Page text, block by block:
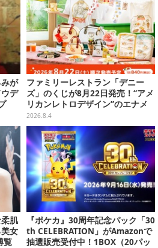
が
デ
ファミリーレストラン「デニー
ズ」のくじが8月22日発売！“アメ
リカンレトロデザイン”のエナメ
ルバッグやTシャツなど、日常使
いできるグッズを用意
2026.8.4
肌
女
覧
『ポケカ』30周年記念パック「30
th CELEBRATION」がAmazonで
抽選販売受付中！1BOX（20パッ